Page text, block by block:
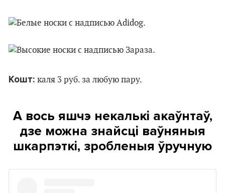
Кошт: каля 3 руб. за любую пару.
А вось яшчэ некалькі акаўнтаў,
дзе можна знайсці ваўняныя
шкарпэткі, зробленыя ўручную